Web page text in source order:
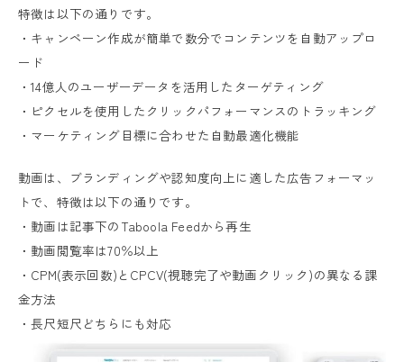
特徴は以下の通りです。
・キャンペーン作成が簡単で数分でコンテンツを自動アップロ
ード
・14億人のユーザーデータを活用したターゲティング
・ピクセルを使用したクリックパフォーマンスのトラッキング
・マーケティング目標に合わせた自動最適化機能
動画は、ブランディングや認知度向上に適した広告フォーマッ
トで、特徴は以下の通りです。
・動画は記事下のTaboola Feedから再生
・動画閲覧率は70％以上
・CPM(表示回数)とCPCV(視聴完了や動画クリック)の異なる課
金方法
・長尺短尺どちらにも対応